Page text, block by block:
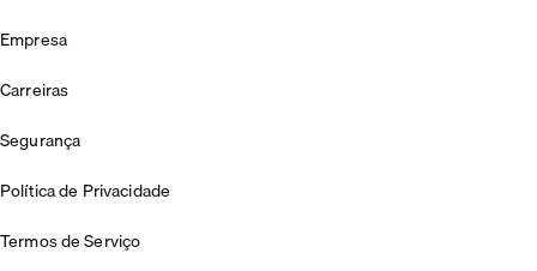
Empresa
Carreiras
Segurança
Política de Privacidade
Termos de Serviço